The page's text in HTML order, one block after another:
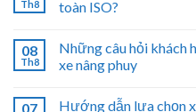
Th8
toàn ISO?
08
Th8
Những câu hỏi khách
xe nâng phuy
07 Hướng dẫn lựa chọn